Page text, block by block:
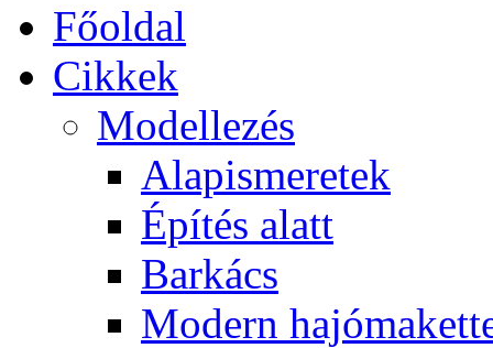
Főoldal
Cikkek
Modellezés
Alapismeretek
Építés alatt
Barkács
Modern